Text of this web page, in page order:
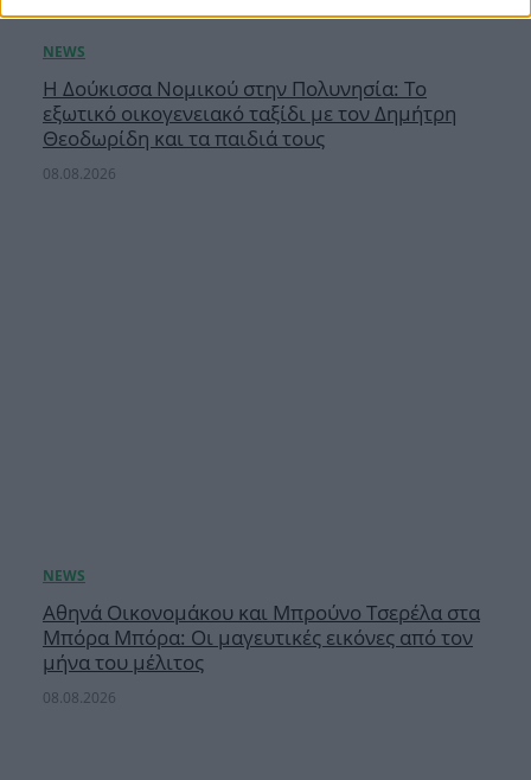
Η Δούκισσα Νομικού στην Πολυνησία: Το
εξωτικό οικογενειακό ταξίδι με τον Δημήτρη
Θεοδωρίδη και τα παιδιά τους
08.08.2026
Αθηνά Οικονομάκου και Μπρούνο Τσερέλα στα
Μπόρα Μπόρα: Οι μαγευτικές εικόνες από τον
μήνα του μέλιτος
08.08.2026